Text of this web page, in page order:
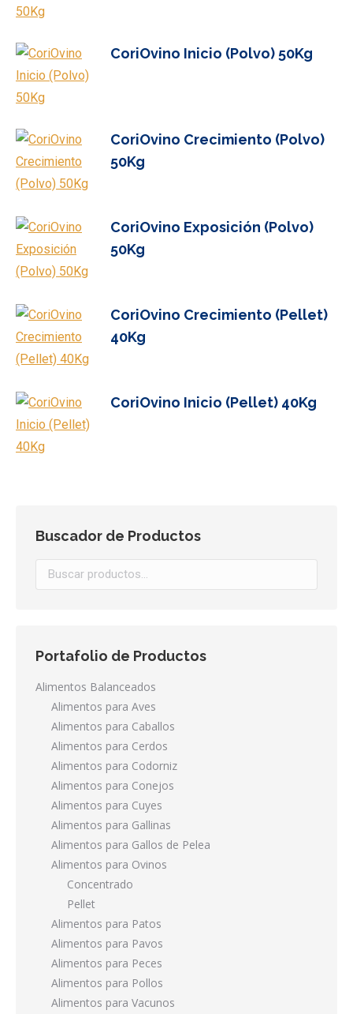
CoriOvino Inicio (Polvo) 50Kg
CoriOvino Crecimiento (Polvo)
50Kg
CoriOvino Exposición (Polvo)
50Kg
CoriOvino Crecimiento (Pellet)
40Kg
CoriOvino Inicio (Pellet) 40Kg
Buscador de Productos
Portafolio de Productos
Alimentos Balanceados
Alimentos para Aves
Alimentos para Caballos
Alimentos para Cerdos
Alimentos para Codorniz
Alimentos para Conejos
Alimentos para Cuyes
Alimentos para Gallinas
Alimentos para Gallos de Pelea
Alimentos para Ovinos
Concentrado
Pellet
Alimentos para Patos
Alimentos para Pavos
Alimentos para Peces
Alimentos para Pollos
Alimentos para Vacunos